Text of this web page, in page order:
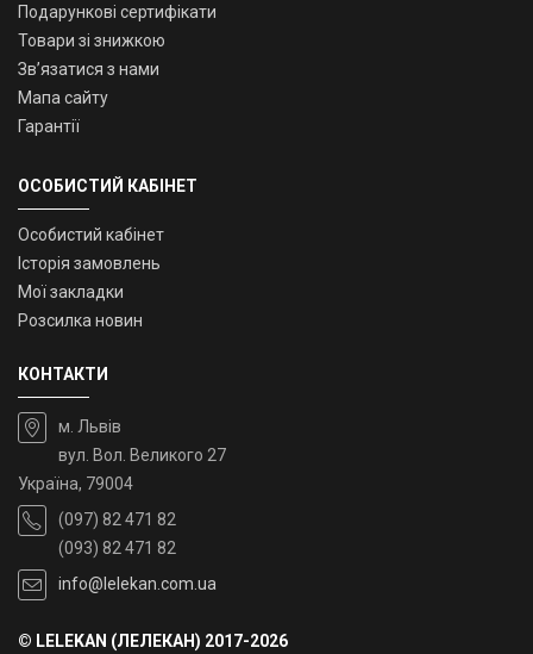
Подарункові сертифікати
Товари зі знижкою
Зв’язатися з нами
Мапа сайту
Гарантії
ОСОБИСТИЙ КАБІНЕТ
Особистий кабінет
Історія замовлень
Мої закладки
Розсилка новин
КОНТАКТИ
м. Львів
вул. Вол. Великого 27
Україна, 79004
(097) 82 471 82
(093) 82 471 82
info@lelekan.com.ua
© LELEKAN (ЛЕЛЕКАН) 2017-2026